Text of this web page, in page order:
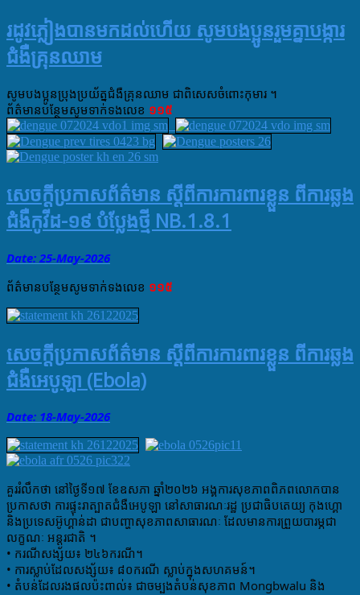
រដូវភ្លៀងបានមកដល់ហេីយ​ សូមបងប្អូនរួមគ្នាបង្ការ
ជំងឺគ្រុនឈាម
សូមបងប្អូនប្រុងប្រយ័ត្នជំងឺគ្រុនឈាម​ ជាពិសេសចំពោះកុមារ​ ។
ព័ត៌មាន​បន្ថែម​សូម​ទាក់ទង​លេខ​ ១១៥
សេចក្តីប្រកាសព័ត៌មាន ស្តីពីការការពារខ្លួន ពីការឆ្លង
ជំងឺកូវីដ-១៩ បំប្លែងថ្មី NB.1.8.1
Date: 25-May-2026
ព័ត៌មាន​បន្ថែម​សូម​ទាក់ទង​លេខ​ ១១៥
សេចក្តីប្រកាសព័ត៌មាន ស្តីពីការការពារខ្លួន ពីការឆ្លង
ជំងឺអេបូឡា (Ebola)
Date: 18-May-2026
គួររំលឹកថា នៅថ្ងៃទី​១៧​ ខែ​ឧសភា​ ឆ្នាំ​២០២៦​ អង្គការ​សុខភាពពិភពលោក​បាន​
ប្រកាសថា​ ការផ្ទុះរាត្បាតជំងឺអេបូឡា​ នៅ​សាធារណៈ​រដ្ឋ​ ប្រជាធិបតេយ្យ​ កុងហ្គោ​
និង​ប្រទេស​អ៊ូហ្គាន់ដា​ ជាបញ្ហា​សុខភាព​សាធារណៈ​ ដែល​មានការព្រួយ​បារម្ភជា​
លក្ខណៈ​ អន្តរជាតិ​ ។
• ករណីសង្ស័យ៖ ២៤៦ករណី។
• ការស្លាប់ដែលសង្ស័យ៖ ៨០ករណី ស្លាប់ក្នុងសហគមន៍។
• តំបន់ដែលរងផលប៉ះពាល់៖ ជាចម្បងតំបន់សុខភាព Mongbwalu និង